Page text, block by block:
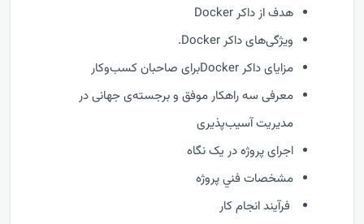
هدف از داکر Docker
ویژگی‌های داکر Docker.
مزایای داکر Dockerبرای صاحبان کسب‌وکار
معرفی سه راهکار موفق و برجسته‌ی جهانی در
مدیریت آسیب‌پذیری
اجرای پروژه در یک نگاه
مشخصات فني پروژه
فرآيند انجام کار